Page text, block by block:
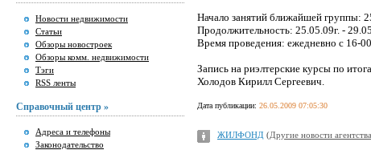
Новости недвижимости
Статьи
Обзоры новостроек
Обзоры комм. недвижимости
Тэги
RSS ленты
Справочный центр »
Адреса и телефоны
Законодательство
Начало занятий ближайшей группы:
Продолжительность: 25.05.09г. -
Время проведения: ежедневно с 16-
Запись на риэлтерские курсы по
Холодов Кирилл Сергеевич.
Дата публикации: 26.05.2009 07:05:30
ЖИЛФОНД (Другие новости